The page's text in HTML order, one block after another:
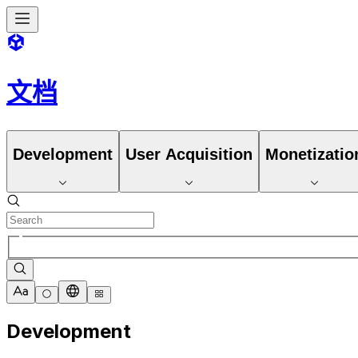
文档
Development User Acquisition
Development